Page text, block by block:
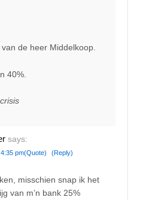
de heer Middelkoop.
40%.
says:
pm(Quote) (Reply)
misschien snap ik het
van m’n bank 25%